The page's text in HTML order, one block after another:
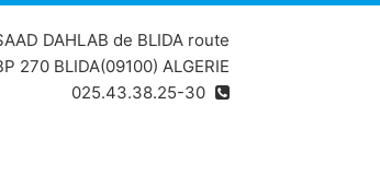
DAHLAB de BLIDA route
270 BLIDA(09100) ALGERIE